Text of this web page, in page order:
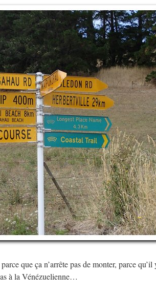
que ça n’arrête pas de monter, parce qu’il
à la Vénézuelienne…